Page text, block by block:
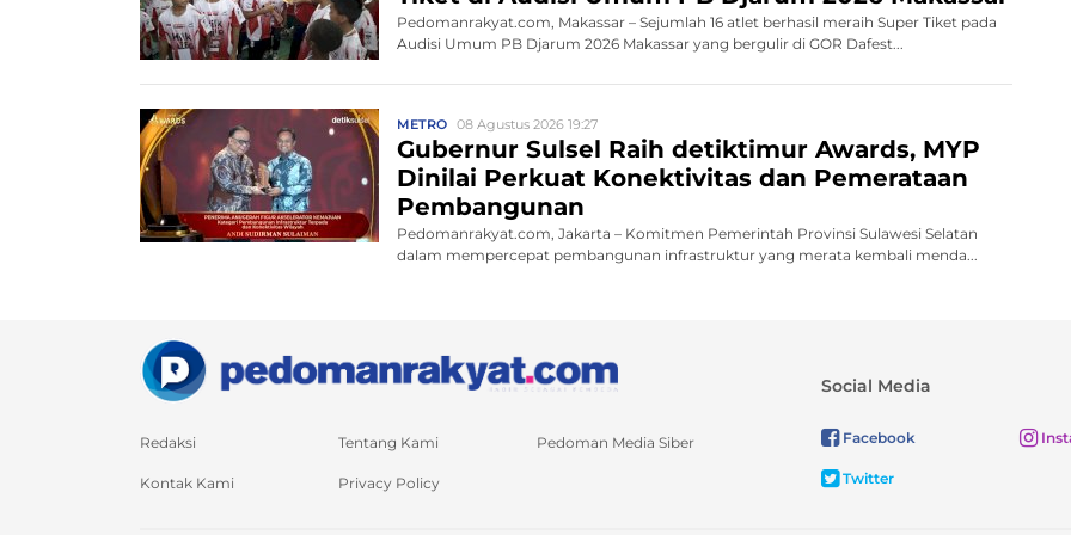
Pedomanrakyat.com, Makassar – Sejumlah 16 atlet berhasil meraih Super Tiket pada
Audisi Umum PB Djarum 2026 Makassar yang bergulir di GOR Dafest...
METRO 08 Agustus 2026 19:27
Gubernur Sulsel Raih detiktimur Awards, MYP
Dinilai Perkuat Konektivitas dan Pemerataan
Pembangunan
Pedomanrakyat.com, Jakarta – Komitmen Pemerintah Provinsi Sulawesi Selatan
dalam mempercepat pembangunan infrastruktur yang merata kembali menda...
Redaksi Tentang Kami Pedoman Media Siber
Kontak Kami Privacy Policy
Social Media
Facebook
Twitter